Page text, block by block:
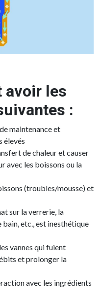
avoir les
:
maintenance et
élevés
de chaleur et causer
avec les boissons ou la
(troubles/mousse) et
sur la verrerie, la
bain, etc., est inesthétique
vannes qui fuient
et prolonger la
avec les ingrédients